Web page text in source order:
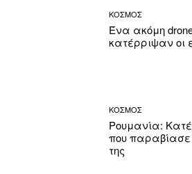
ΚΟΣΜΟΣ
Ένα ακόμη
κατέρριψαν οι
ΚΟΣΜΟΣ
Ρουμανία:
που
της